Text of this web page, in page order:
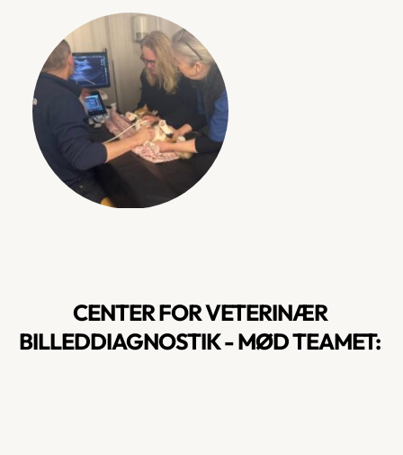
CENTER FOR VETERINÆR
BILLEDDIAGNOSTIK - MØD TEAMET: